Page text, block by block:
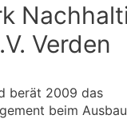
Verden
berät 2009 das
beim